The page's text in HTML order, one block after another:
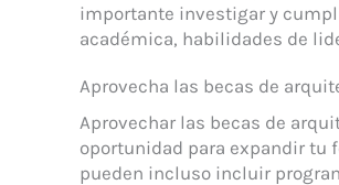
importante investigar y
académica, habilidades de
Aprovecha las becas de
Aprovechar las becas de
oportunidad para expandir tu
pueden incluso incluir